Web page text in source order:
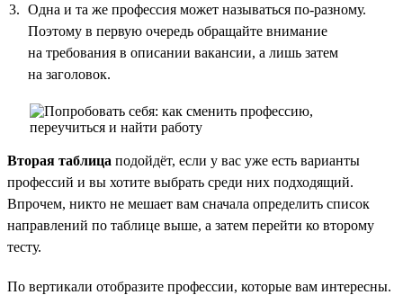
Одна и та же профессия может называться по-разному.
Поэтому в первую очередь обращайте внимание
на требования в описании вакансии, а лишь затем
на заголовок.
Вторая таблица подойдёт, если у вас уже есть варианты
профессий и вы хотите выбрать среди них подходящий.
Впрочем, никто не мешает вам сначала определить список
направлений по таблице выше, а затем перейти ко второму
тесту.
По вертикали отобразите профессии, которые вам интересны.